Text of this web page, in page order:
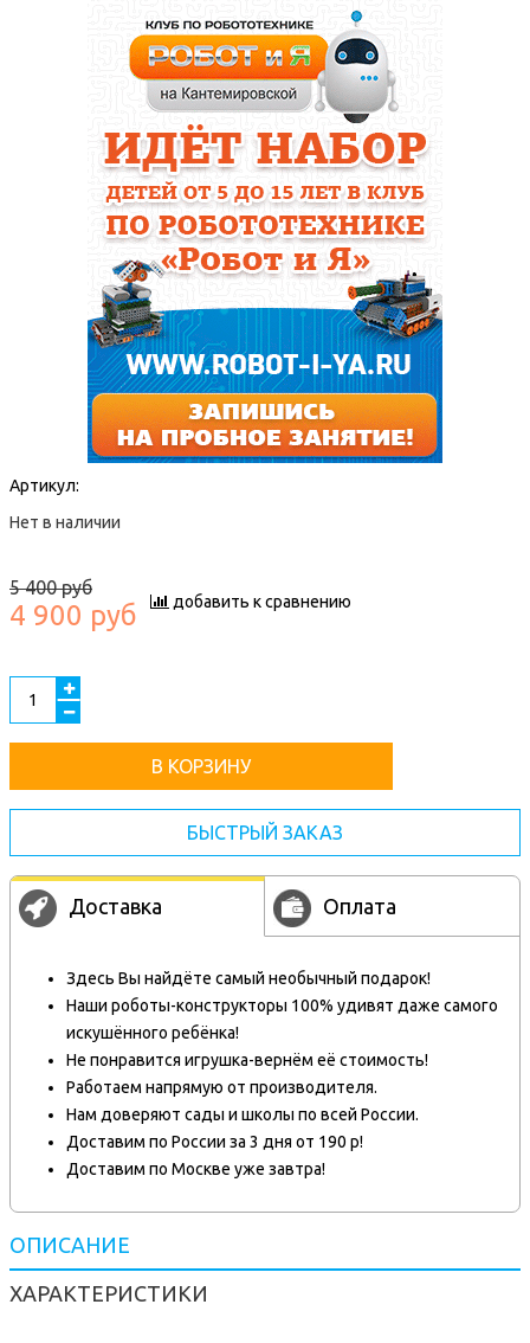
Артикул:
Нет в наличии
5 400 руб
4 900 руб добавить к сравнению
В КОРЗИНУ
БЫСТРЫЙ ЗАКАЗ
Доставка Оплата
Здесь Вы найдёте самый необычный подарок!
Наши роботы-конструкторы 100% удивят даже самого
искушённого ребёнка!
Не понравится игрушка-вернём её стоимость!
Работаем напрямую от производителя.
Нам доверяют сады и школы по всей России.
Доставим по России за 3 дня от 190 р!
Доставим по Москве уже завтра!
ОПИСАНИЕ
ХАРАКТЕРИСТИКИ